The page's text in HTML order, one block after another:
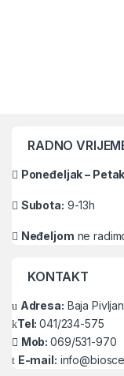
RADNO
Poneđeljak –
Subota: 9-13h
Neđeljom ne
KONTAKT
Adresa: Baja
Tel:041/234-575
Mob:069/531-970
E-mail: